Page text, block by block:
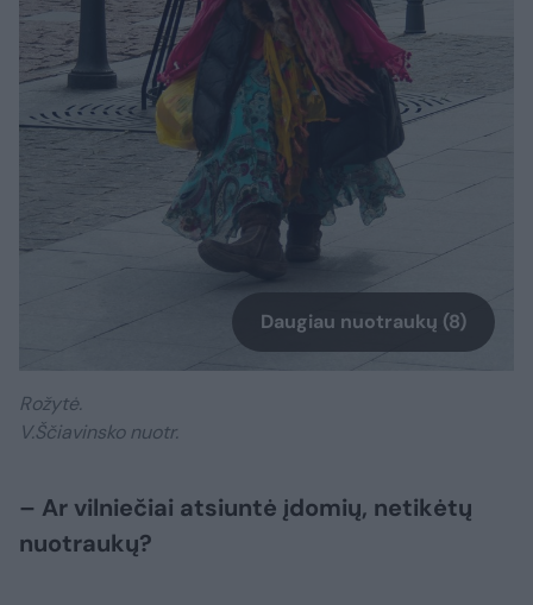
Daugiau nuotraukų (8)
Rožytė.
V.Ščiavinsko nuotr.
– Ar vilniečiai atsiuntė įdomių, netikėtų
nuotraukų?